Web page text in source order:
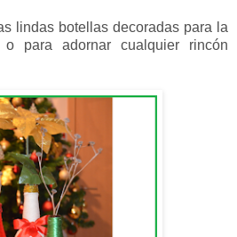
lindas botellas decoradas para la
para adornar cualquier rincón